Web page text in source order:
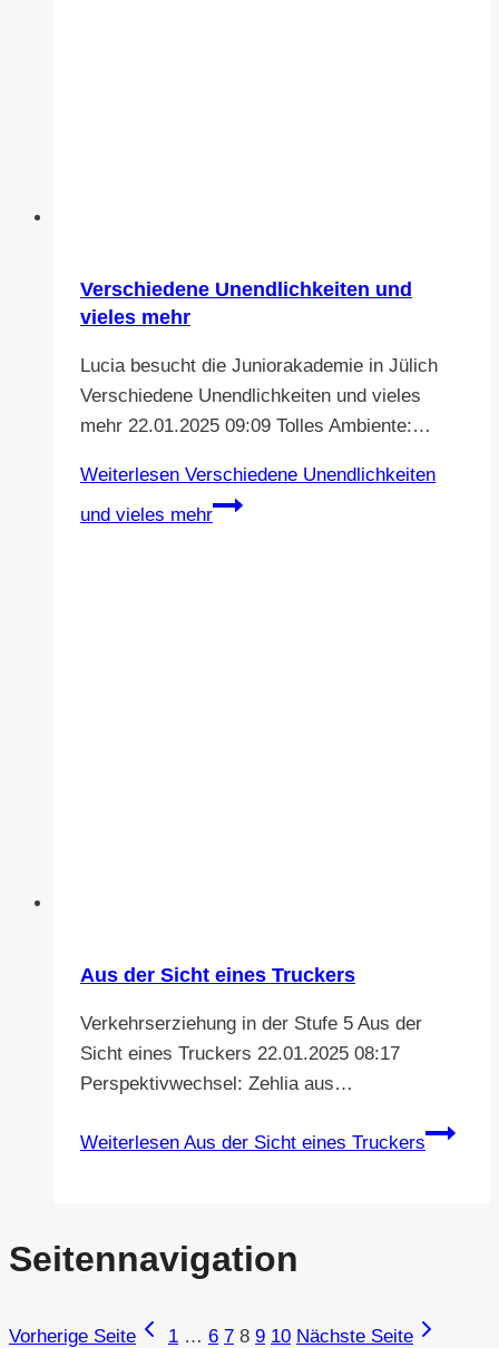
Verschiedene Unendlichkeiten und
vieles mehr
Lucia besucht die Juniorakademie in Jülich
Verschiedene Unendlichkeiten und vieles
mehr 22.01.2025 09:09 Tolles Ambiente:…
Weiterlesen Verschiedene Unendlichkeiten
und vieles mehr
Aus der Sicht eines Truckers
Verkehrserziehung in der Stufe 5 Aus der
Sicht eines Truckers 22.01.2025 08:17
Perspektivwechsel: Zehlia aus…
Weiterlesen Aus der Sicht eines Truckers
Seitennavigation
Vorherige Seite 1 … 6 7 8 9 10 Nächste Seite